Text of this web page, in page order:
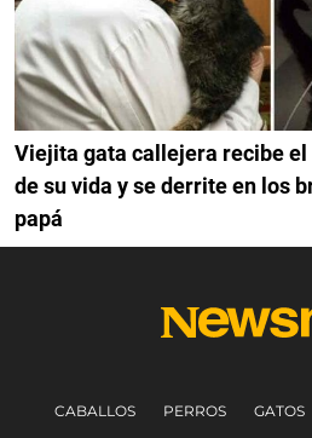
Viejita gata callejera recibe
de su vida y se derrite en los
papá
CABALLOS PERROS GATOS